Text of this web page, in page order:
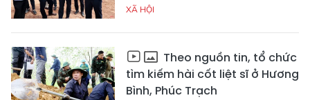
XÃ HỘI
Theo nguồn tin, tổ chức
tìm kiếm hài cốt liệt sĩ ở Hương
Bình, Phúc Trạch